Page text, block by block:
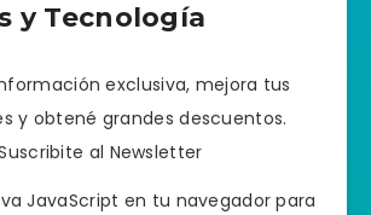
y Tecnología
exclusiva, mejora tus
y obtené grandes descuentos.
al Newsletter
JavaScript en tu navegador para